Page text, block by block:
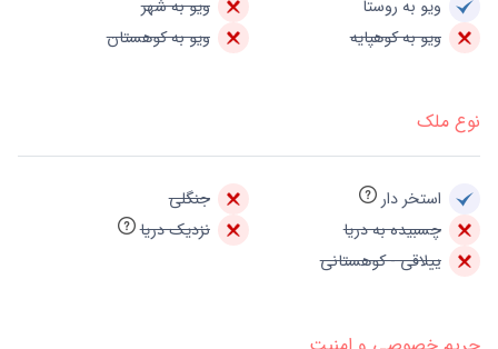
ویو به روستا
ویو به شهر
ویو به کوهپایه
ویو به کوهستان
نوع ملک
استخر دار
جنگلی
چسبیده به دریا
نزدیک دریا
ییلاقی - کوهستانی